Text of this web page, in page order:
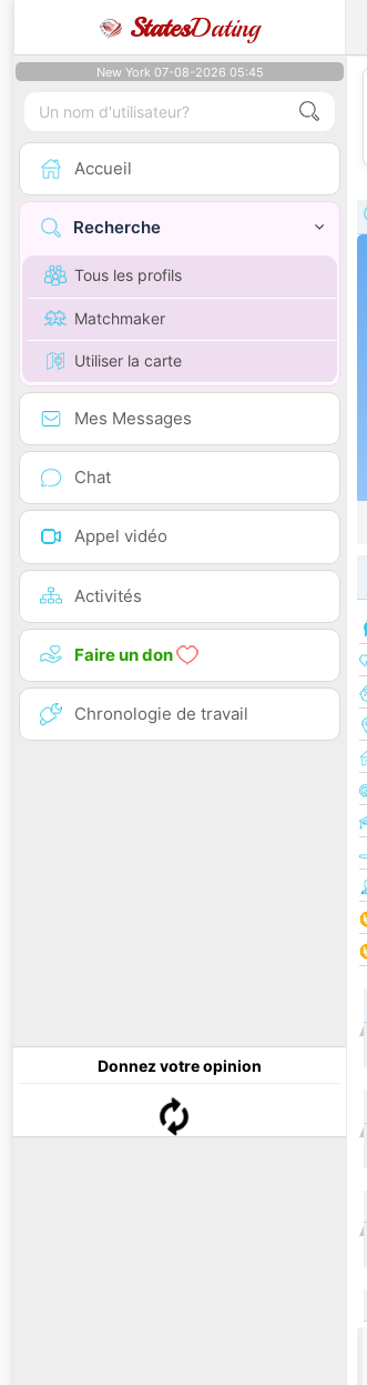
StatesDating
New York 07-08-2026 05:45
Accueil
Recherche
Tous les profils
Matchmaker
Utiliser la carte
Mes Messages
Chat
Appel vidéo
Activités
Faire un don
Chronologie de travail
Donnez votre opinion